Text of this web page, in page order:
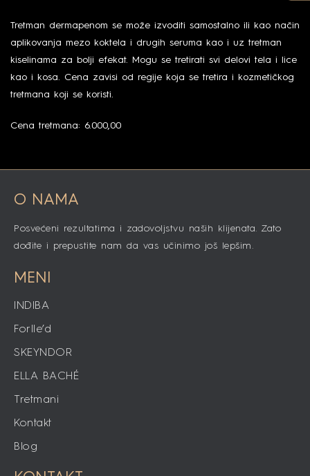
Tretman dermapenom se može izvoditi samostalno ili kao način
aplikovanja mezo koktela i drugih seruma kao i uz tretman
kiselinama za bolji efekat. Mogu se tretirati svi delovi tela i lice
kao i kosa. Cena zavisi od regije koja se tretira i kozmetičkog
tretmana koji se koristi.
Cena tretmana: 6.000,00
O NAMA
Posvećeni rezultatima i zadovoljstvu naših klijenata. Zato
dođite i prepustite nam da vas učinimo još lepšim.
MENI
INDIBA
Forlle’d
SKEYNDOR
ELLA BACHÉ
Tretmani
Kontakt
Blog